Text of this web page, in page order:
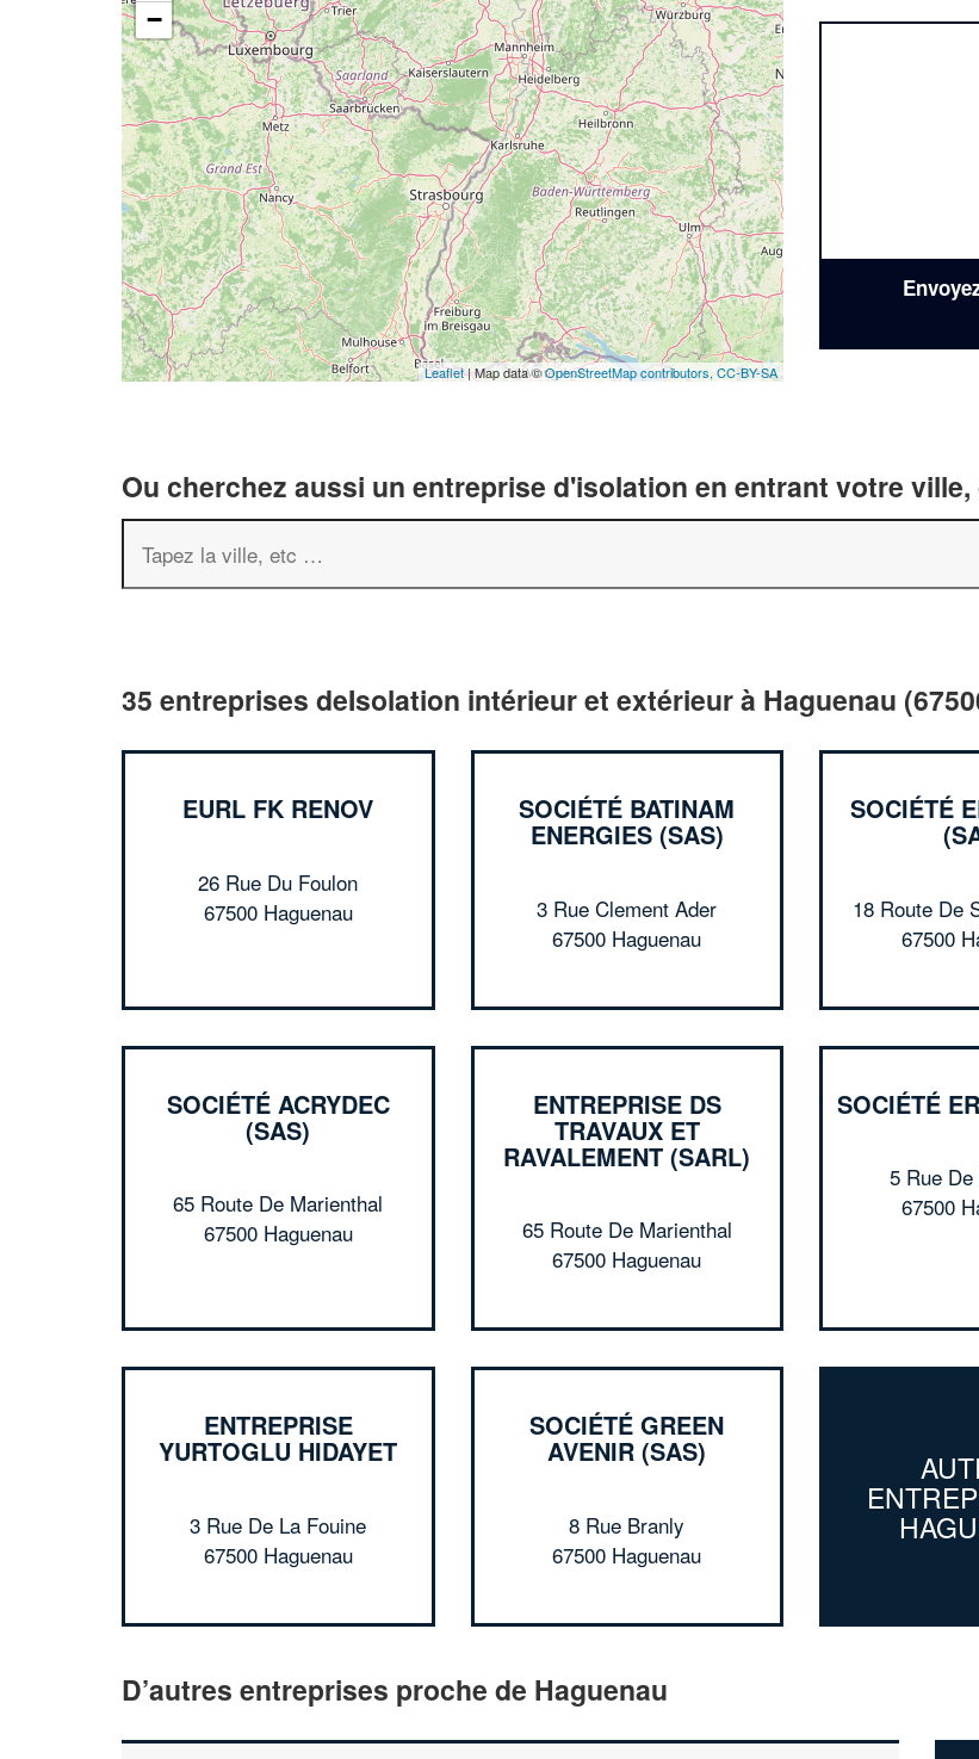
−
Leaflet| Map data ©OpenStreetMap contributors, CC-BY-SA
Ou cherchez aussi un entreprise d'isolation en entrant votre
35 entreprises deIsolation intérieur et extérieur à Haguenau
EURL FK RENOV
26 Rue Du Foulon
67500 Haguenau
SOCIÉTÉ BATINAM
ENERGIES (SAS)
3 Rue Clement Ader
67500 Haguenau
SOCIÉTÉ
18 Route De
67500
SOCIÉTÉ ACRYDEC
(SAS)
65 Route De Marienthal
67500 Haguenau
ENTREPRISE DS
TRAVAUX ET
RAVALEMENT (SARL)
65 Route De Marienthal
67500 Haguenau
SOCIÉTÉ
5 Rue
67500
ENTREPRISE
YURTOGLU HIDAYET
3 Rue De La Fouine
67500 Haguenau
SOCIÉTÉ GREEN
AVENIR (SAS)
8 Rue Branly
67500 Haguenau
D’autres entreprises proche de Haguenau